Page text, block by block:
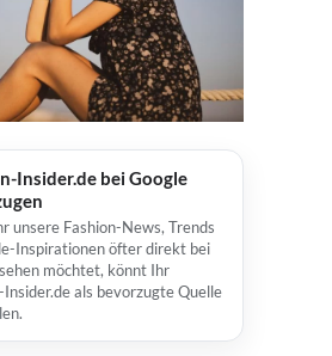
Insider.de bei Google
unsere Fashion-News, Trends
Inspirationen öfter direkt bei
möchtet, könnt Ihr
Insider.de als bevorzugte Quelle